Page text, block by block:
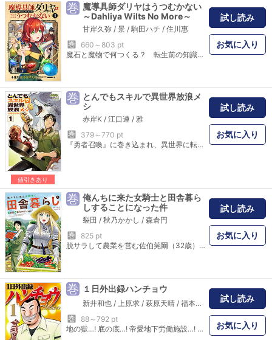
巻 魔導具師ダリヤはうつむかない
～Dahliya Wilts No More～
甘岸久弥 / 景 / 駒田ハチ / 住川惠
巻
660～803 pt
魔石と魔物で何つくる？ 転生前の知識を活かした発想で、魔導具作りに没頭するダリヤは明るい気持ちでいっぱい。魔法のあふれる異世界で、自由気ままなものづくりスタート!
試し読み
お気に入り
値引きあり
巻 とんでもスキルで異世界放浪メ
シ
赤岸K / 江口連 / 雅
巻
379～770 pt
『勇者召喚』に巻き込まれ、異世界に転移してしまったサラリーマン・向田剛志。異世界の王様の話に胡散臭さを感じた向田は、早々に国外脱出を決意し一人旅に出ることに。旅で頼れるのは、召喚時に唯一得られたスキル【ネットスーパー】。それは、異世界にいながら現代日本のスーパーの商品を取り寄せられるという便利スキルだった！ しかし、隣国への旅の途中、護衛に振舞った「猪肉の生姜焼き」の良い匂いが、とんでもないヤツを引き寄せてしまい――!? ”とんでもスキル”を駆使し魔物の肉を美味しく調理する男と、食いしん坊なフェンリルの旅が、ここに始まる！ 原作者・江口連書き下ろし短編小説も収録!!
試し読み
お気に入り
巻 俺んちに来た女騎士と田舎暮ら
しすることになった件
裂田 / 秋乃かかし / 森倉円
巻
825 pt
脱サラして農業を営む佐伯莞爾（32歳）は、一人気ままに田舎暮らしを送っていた。ある夏の夜、晩酌しようとビールを手に取ろうとしたその時、玄関の戸を激しく叩く音が…。戸を開けてみると、こんな山奥にいるはずのない甲冑を身に纏った「女騎士」が立っていたのだった。果たして彼女は一体何者なのか――！? 脱サラ独身農家×異世界からやってきた女騎士が繰り広げる、新感覚スローライフ！
試し読み
お気に入り
巻 １日外出録ハンチョウ
新井和也 / 上原求 / 萩原天晴 / 福本伸行
巻
88～792 pt
地の獄…! 底の底…! 帝愛地下労働施設…! 劣悪な環境である地下にいながら｢1日外出券｣を使い、地上で贅の限りを尽くす男がいた…! その名は大槻…! E班･班長にして、1日を楽しみ尽くす匠…! 飲んで食って大満喫…! のたり楽しむ大槻を描く、飯テロ･スピンオフ第1巻‥!
試し読み
お気に入り